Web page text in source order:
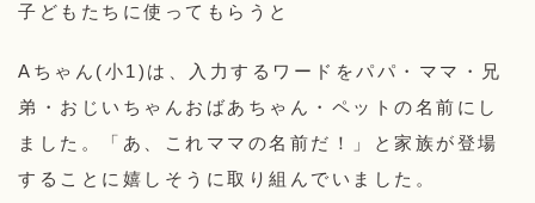
子どもたちに使ってもらうと
Aちゃん(小1)は、入力するワードをパパ・ママ・兄
弟・おじいちゃんおばあちゃん・ペットの名前にし
ました。「あ、これママの名前だ！」と家族が登場
することに嬉しそうに取り組んでいました。